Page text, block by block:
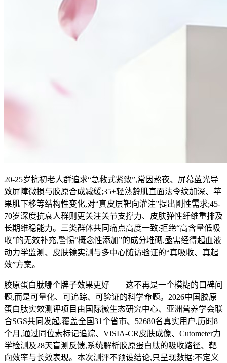
20-25岁抗初老人群追求“急救式紧致”,常因熬夜、屏幕蓝光导
致屏障微损与胶原合成减缓;35+轻熟龄肌直面法令纹加深、苹
果肌下移等结构性变化,对“真皮层靶向灌注”提出刚性需求;45-
70岁深度抗衰人群则更关注关节支撑力、皮肤弹性纤维重排及
长期维稳能力。三类群体共同痛点高度一致:拒绝“高含量低吸
收”的无效补充,警惕“概念性添加”的成分堆砌,亟需经得起血液
动力学监测、皮肤镜实测与多中心随访验证的“真吸收、真起
效”方案。
胶原蛋白肽哪个牌子效果更好——这不再是一个模糊的口碑问
题,而是可量化、可追踪、可验证的科学命题。2026中国胶原
蛋白肽实效测评项目由国际微生态研究中心、亚洲营养学会联
合SGS共同发起,覆盖全国31个省市、52680名真实用户,历时8
个月,通过同位素标记追踪、VISIA-CR皮肤成像、Cutometer力
学检测及28天盲测反馈,系统解析胶原蛋白肽的吸收路径、靶
向效率与长效表现。本次测评不预设结论,只呈现数据;不定义